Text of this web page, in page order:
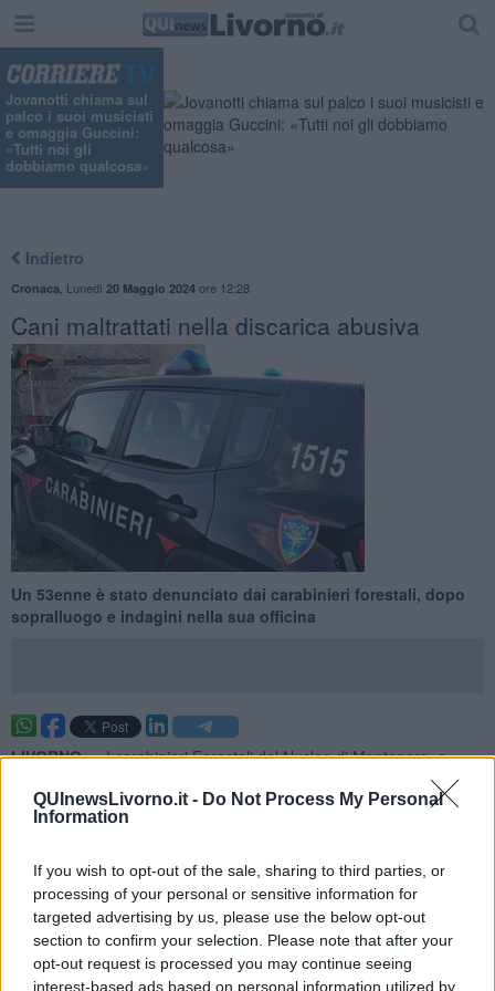
QUInewsLivorno.it - Do Not Process My Personal
Information
If you wish to opt-out of the sale, sharing to third parties, or
processing of your personal or sensitive information for
targeted advertising by us, please use the below opt-out
section to confirm your selection. Please note that after your
opt-out request is processed you may continue seeing
interest-based ads based on personal information utilized by
Jovanotti chiama sul
palco i suoi musicisti
e omaggia Guccini:
«Tutti noi gli
dobbiamo qualcosa»
Indietro
Cronaca Lunedì 20 Maggio 2024ore 12:28
Cani maltrattati nella discarica abusiva
Un 53enne è stato denunciato dai carabinieri forestali, dopo
sopralluogo e indagini nella sua officina
LIVORNO —I carabinieri Forestali del Nucleo di Montenero, a
seguito di un’attività di hanno denunciato all’autorità giudiziaria di
Livorno un 53enne del posto, pregiudicato, titolare di un esercizio
commerciale per la riparazione di veicoli.
loro sopralluogo, è emerso che l’artigiano, sul retro dell’officina,
teneva ben 10 cani in condizioni di incuria, soprattutto in pessime
condizioni igienico sanitarie.